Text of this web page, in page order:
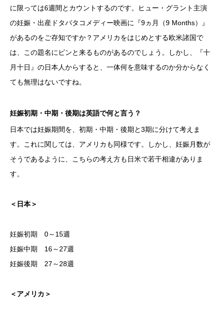
に限っては6週間とカウントするのです。ヒュー・グラント主演
の妊娠・出産ドタバタコメディー映画に『9ヵ月（9 Months）』
があるのをご存知ですか？アメリカをはじめとする欧米諸国で
は、この題名にピンと来るものがあるのでしょう。しかし、『十
月十日』の日本人からすると、一体何を意味するのか分からなく
ても無理はないですね。
妊娠初期・中期・後期は英語で何と言う？
日本では妊娠期間を、初期・中期・後期と3期に分けて考えま
す。これに関しては、アメリカも同様です。しかし、妊娠月数が
そうであるように、こちらの考え方も日米で若干相違がありま
す。
＜日本＞
妊娠初期 0～15週
妊娠中期 16～27週
妊娠後期 27～28週
＜アメリカ＞